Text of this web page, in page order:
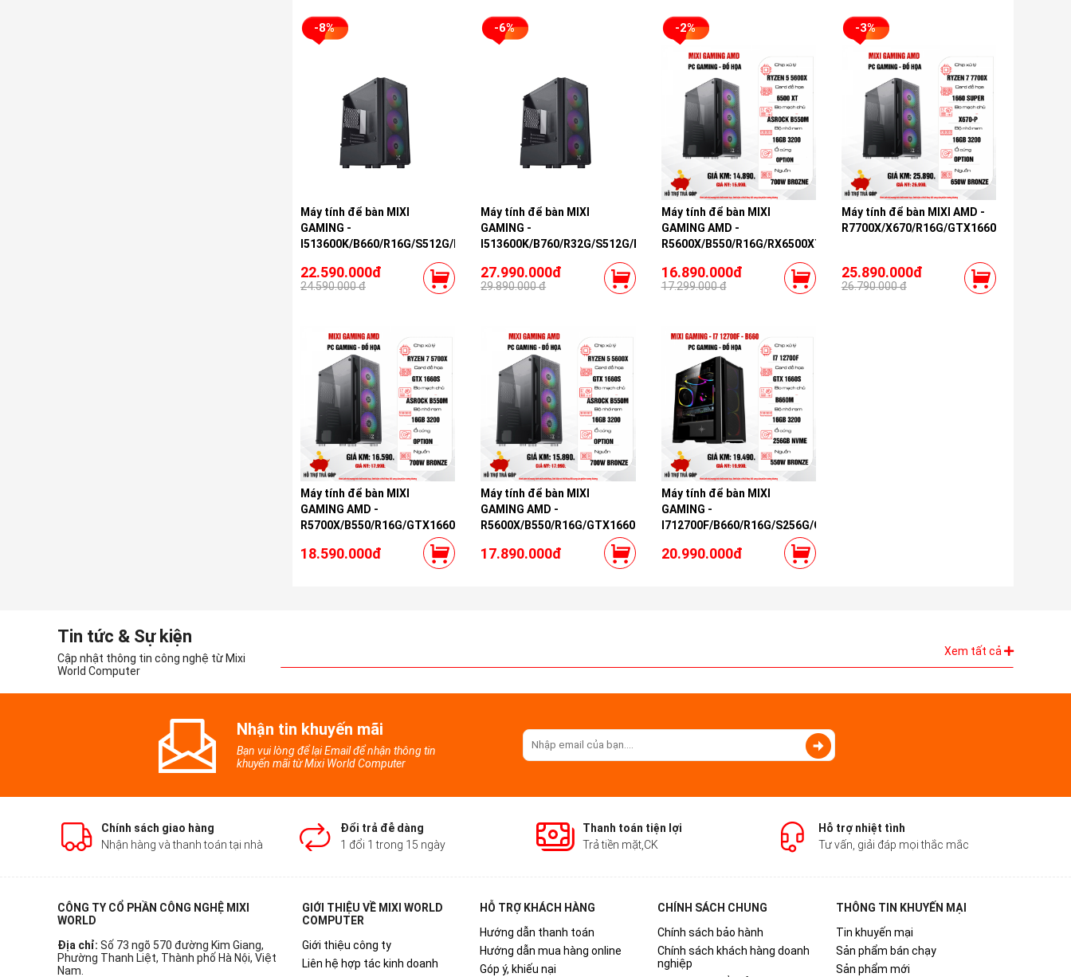
-8%
Máy tính để bàn MIXI
GAMING -
I513600K/B660/R16G/S512G/RTX3060TI
22.590.000đ
24.590.000 đ
-6%
Máy tính để bàn MIXI
GAMING -
I513600K/B760/R32G/S512G/RTX4060TI
27.990.000đ
29.890.000 đ
-2%
Máy tính để bàn MIXI
GAMING AMD -
R5600X/B550/R16G/RX6500XT
16.890.000đ
17.299.000 đ
-3%
Máy tính để bàn MIXI AMD -
R7700X/X670/R16G/GTX1660S
25.890.000đ
26.790.000 đ
Máy tính để bàn MIXI
GAMING AMD -
R5700X/B550/R16G/GTX1660S
18.590.000đ
Máy tính để bàn MIXI
GAMING AMD -
R5600X/B550/R16G/GTX1660S
17.890.000đ
Máy tính để bàn MIXI
GAMING -
I712700F/B660/R16G/S256G/GTX1660S
20.990.000đ
Tin tức & Sự kiện
Cập nhật thông tin công nghệ từ Mixi
World Computer
Xem tất cả
Nhận tin khuyến mãi
Bạn vui lòng để lại Email để nhận thông tin
khuyến mãi từ Mixi World Computer
Chính sách giao hàng
Nhận hàng và thanh toán tại nhà
Đổi trả đễ dàng
1 đổi 1 trong 15 ngày
Thanh toán tiện lợi
Trả tiền mặt,CK
Hỗ trợ nhiệt tình
Tư vấn, giải đáp mọi thắc mắc
CÔNG TY CỔ PHẦN CÔNG NGHỆ MIXI
WORLD
Địa chỉ: Số 73 ngõ 570 đường Kim Giang,
Phường Thanh Liệt, Thành phố Hà Nội, Việt
Nam.
GIỚI THIỆU VỀ MIXI WORLD
COMPUTER
Giới thiệu công ty
Liên hệ hợp tác kinh doanh
HỖ TRỢ KHÁCH HÀNG
Hướng dẫn thanh toán
Hướng dẫn mua hàng online
Góp ý, khiếu nại
CHÍNH SÁCH CHUNG
Chính sách bảo hành
Chính sách khách hàng doanh
nghiệp
THÔNG TIN KHUYẾN MẠI
Tin khuyến mại
Sản phẩm bán chạy
Sản phẩm mới